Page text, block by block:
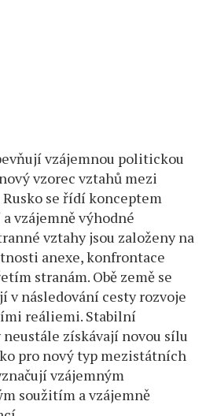
vzájemnou politickou
vzorec vztahů mezi
se řídí konceptem
vzájemně výhodné
vztahy jsou založeny na
anexe, konfrontace
stranám. Obě země se
v následování cesty rozvoje
reáliemi. Stabilní
neustále získávají novou sílu
pro nový typ mezistátních
vzájemným
soužitím a vzájemně